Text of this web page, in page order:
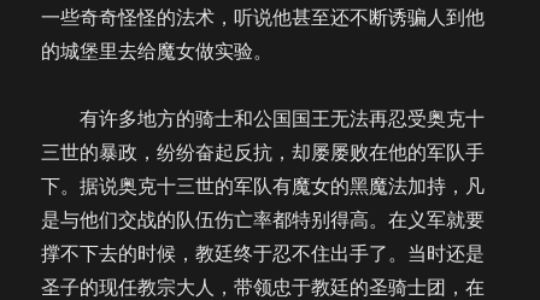
一些奇奇怪怪的法术，听说他甚至还不断诱骗人到他
的城堡里去给魔女做实验。
有许多地方的骑士和公国国王无法再忍受奥克十
三世的暴政，纷纷奋起反抗，却屡屡败在他的军队手
下。据说奥克十三世的军队有魔女的黑魔法加持，凡
是与他们交战的队伍伤亡率都特别得高。在义军就要
撑不下去的时候，教廷终于忍不住出手了。当时还是
圣子的现任教宗大人，带领忠于教廷的圣骑士团，在